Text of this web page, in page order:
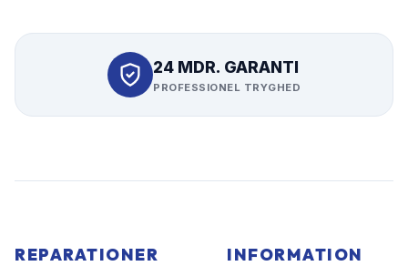
24 MDR. GARANTI
PROFESSIONEL TRYGHED
REPARATIONER INFORMATION